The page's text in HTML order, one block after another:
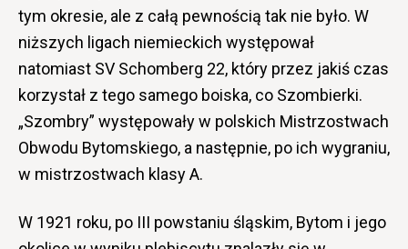
tym okresie, ale z całą pewnością tak nie było. W
niższych ligach niemieckich występował
natomiast SV Schomberg 22, który przez jakiś czas
korzystał z tego samego boiska, co Szombierki.
„Szombry” występowały w polskich Mistrzostwach
Obwodu Bytomskiego, a następnie, po ich wygraniu,
w mistrzostwach klasy A.
W 1921 roku, po III powstaniu śląskim, Bytom i jego